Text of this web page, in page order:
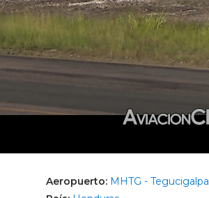
Aeropuerto: MHTG - Tegucigalpa